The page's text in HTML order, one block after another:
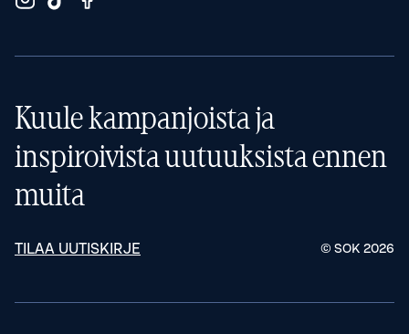
Kuule kampanjoista ja
inspiroivista uutuuksista ennen
muita
TILAA UUTISKIRJE © SOK 2026